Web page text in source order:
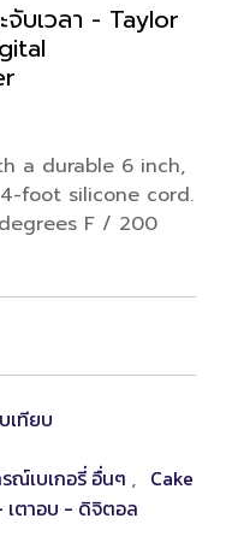
บเวลา - Taylor
a durable 6 inch,
foot silicone cord.
F / 200
เทียบ
ณ์เบเกอรี่ อื่นๆ , Cake
ตาอบ - ดิจิตอล